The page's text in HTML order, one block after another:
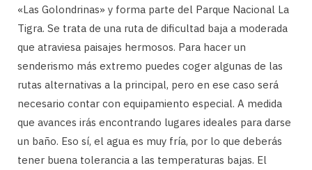
«Las Golondrinas» y forma parte del Parque Nacional La
Tigra. Se trata de una ruta de dificultad baja a moderada
que atraviesa paisajes hermosos. Para hacer un
senderismo más extremo puedes coger algunas de las
rutas alternativas a la principal, pero en ese caso será
necesario contar con equipamiento especial. A medida
que avances irás encontrando lugares ideales para darse
un baño. Eso sí, el agua es muy fría, por lo que deberás
tener buena tolerancia a las temperaturas bajas. El